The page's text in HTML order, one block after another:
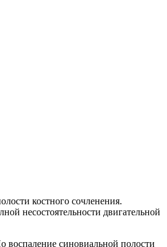
костного сочленения.
несостоятельности двигательной
воспаление синовиальной полости